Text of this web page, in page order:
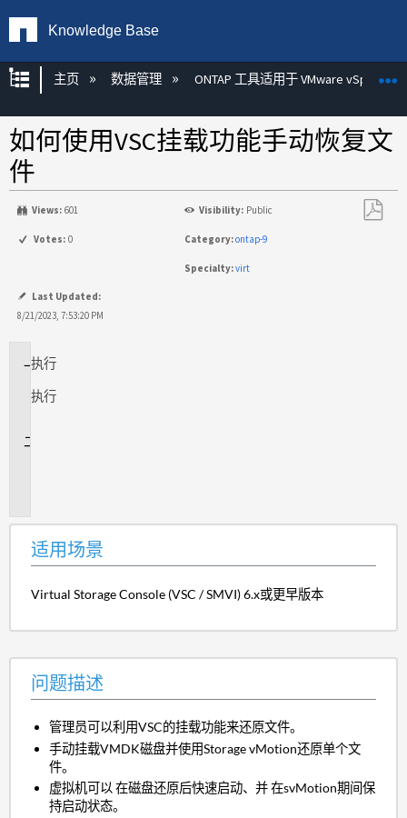
Knowledge Base
扩展/隐缩全局层次
主页 数据管理 ONTAP 工具适用于 VMware vSphere
如何使用VSC挂载功能手动恢复文
件
Views: 601 Visibility: Public
Votes: 0 Category:ontap-9
Specialty:virt
Last Updated:
8/21/2023, 7:53:20 PM
适
场
执行
执行
适用场景
Virtual Storage Console (VSC / SMVI) 6.x或更早版本
问题描述
管理员可以利用VSC的挂载功能来还原文件。
手动挂载VMDK磁盘并使用Storage vMotion还原单个文
件。
虚拟机可以在磁盘还原后快速启动、并在svMotion期间保
持启动状态。